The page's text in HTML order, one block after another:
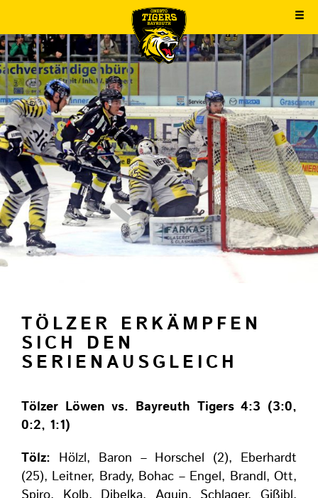
TÖLZER ERKÄMPFEN
SICH DEN
SERIENAUSGLEICH
Tölzer Löwen vs. Bayreuth Tigers 4:3 (3:0,
0:2, 1:1)
Tölz: Hölzl, Baron – Horschel (2), Eberhardt
(25), Leitner, Brady, Bohac – Engel, Brandl, Ott,